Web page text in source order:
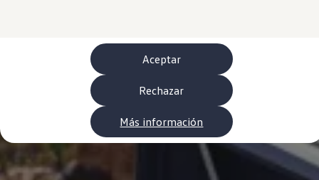
Aceptar
Rechazar
Más información
Volkswagen California
Volkswagen Grand California
Mundo Volkswagen
Sala de Prensa
Historia Volkswagen Canarias
Digital Showroom
Club Fidelización
Alquiler de furgonetas Xtravans
Blog